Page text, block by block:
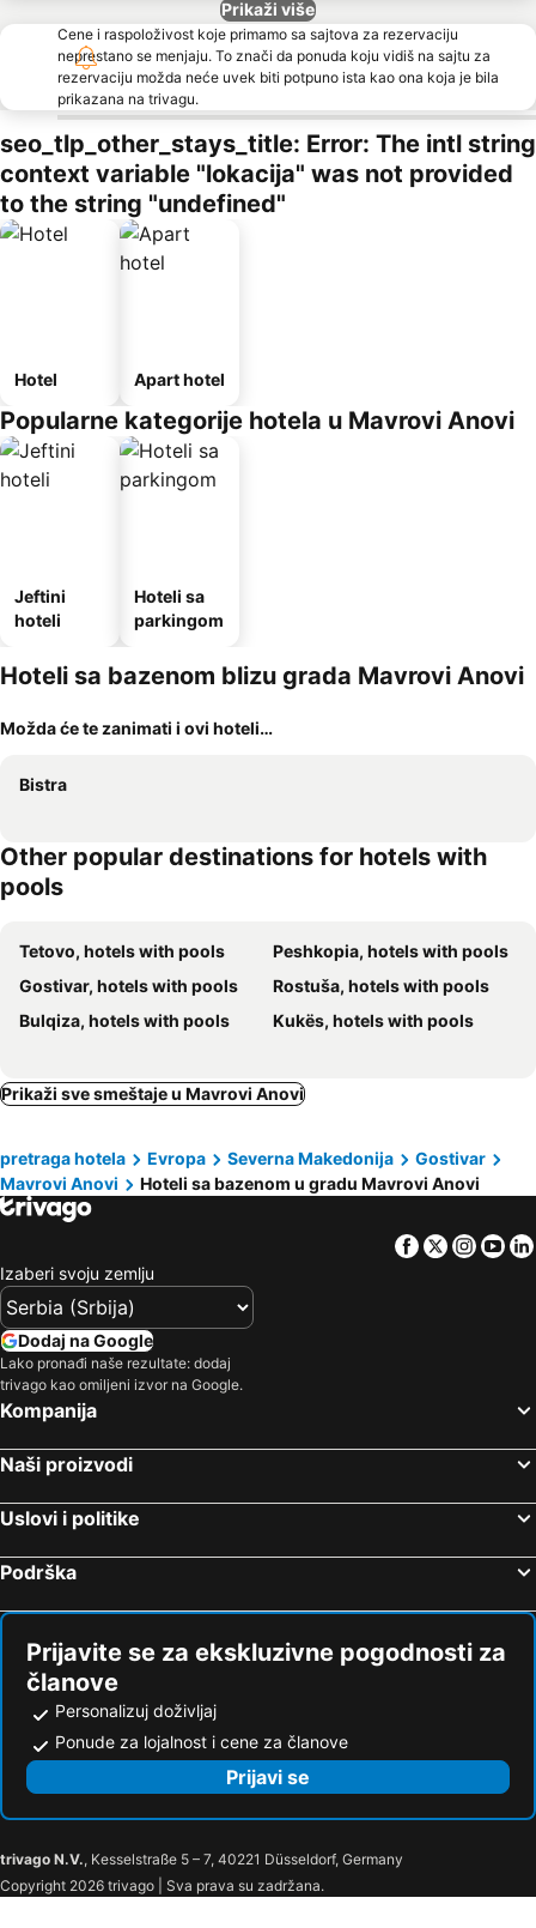
Prikaži više
Cene i raspoloživost koje primamo sa sajtova za rezervaciju
neprestano se menjaju. To znači da ponuda koju vidiš na sajtu za
rezervaciju možda neće uvek biti potpuno ista kao ona koja je bila
prikazana na trivagu.
seo_tlp_other_stays_title: Error: The intl string
context variable "lokacija" was not provided
to the string "undefined"
Hotel Apart hotel
Popularne kategorije hotela u Mavrovi Anovi
Jeftini
hoteli
Hoteli sa
parkingom
Hoteli sa bazenom blizu grada Mavrovi Anovi
Možda će te zanimati i ovi hoteli…
Bistra
Other popular destinations for hotels with
pools
Tetovo, hotels with pools
Peshkopia, hotels with pools
Gostivar, hotels with pools
Rostuša, hotels with pools
Bulqiza, hotels with pools
Kukës, hotels with pools
Prikaži sve smeštaje u Mavrovi Anovi
pretraga hotela Evropa Severna Makedonija
Gostivar
Mavrovi Anovi
Hoteli sa bazenom u gradu Mavrovi Anovi
Facebook
Twitter
Izaberi svoju zemlju
Dodaj na Google
Lako pronađi naše rezultate: dodaj
trivago kao omiljeni izvor na Google.
Kompanija
Naši proizvodi
Uslovi i politike
Podrška
Prijavite se za ekskluzivne pogodnosti za
članove
Personalizuj doživljaj
Ponude za lojalnost i cene za članove
Prijavi se
trivago N.V., Kesselstraße 5 – 7, 40221 Düsseldorf, Germany
Copyright 2026 trivago | Sva prava su zadržana.